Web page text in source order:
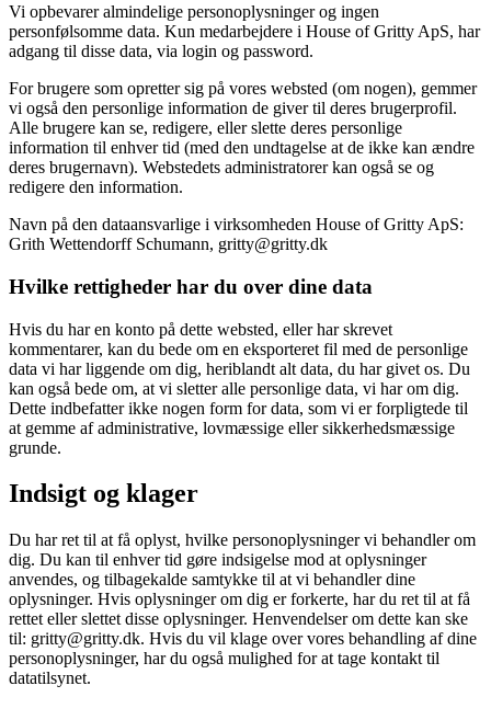
Vi opbevarer almindelige personoplysninger og ingen
personfølsomme data. Kun medarbejdere i House of Gritty ApS, har
adgang til disse data, via login og password.
For brugere som opretter sig på vores websted (om nogen), gemmer
vi også den personlige information de giver til deres brugerprofil.
Alle brugere kan se, redigere, eller slette deres personlige
information til enhver tid (med den undtagelse at de ikke kan ændre
deres brugernavn). Webstedets administratorer kan også se og
redigere den information.
Navn på den dataansvarlige i virksomheden House of Gritty ApS:
Grith Wettendorff Schumann, gritty@gritty.dk
Hvilke rettigheder har du over dine data
Hvis du har en konto på dette websted, eller har skrevet
kommentarer, kan du bede om en eksporteret fil med de personlige
data vi har liggende om dig, heriblandt alt data, du har givet os. Du
kan også bede om, at vi sletter alle personlige data, vi har om dig.
Dette indbefatter ikke nogen form for data, som vi er forpligtede til
at gemme af administrative, lovmæssige eller sikkerhedsmæssige
grunde.
Indsigt og klager
Du har ret til at få oplyst, hvilke personoplysninger vi behandler om
dig. Du kan til enhver tid gøre indsigelse mod at oplysninger
anvendes, og tilbagekalde samtykke til at vi behandler dine
oplysninger. Hvis oplysninger om dig er forkerte, har du ret til at få
rettet eller slettet disse oplysninger. Henvendelser om dette kan ske
til: gritty@gritty.dk. Hvis du vil klage over vores behandling af dine
personoplysninger, har du også mulighed for at tage kontakt til
datatilsynet.